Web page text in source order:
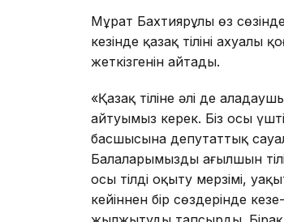
Мұрат Бахтиярұлы өз
кезінде қазақ тілінің
жеткізгенін айтады.
«Қазақ тіліне әлі де
айтуымыз керек. Біз осы
басшысына депутаттық
Балаларымыздың ағылшын
осы тілді оқыту мерзімі,
кейіннен бір сөздерінде